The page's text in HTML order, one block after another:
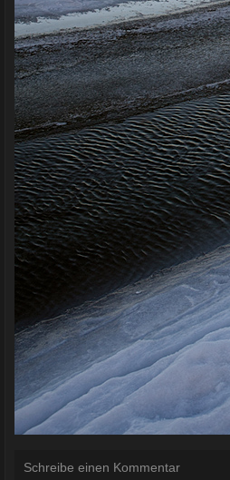
Schreibe einen Kommentar